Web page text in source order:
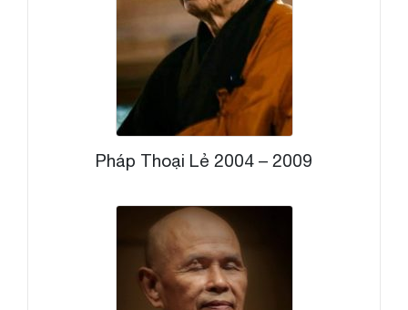
Pháp Thoại Lẻ 2004 – 2009